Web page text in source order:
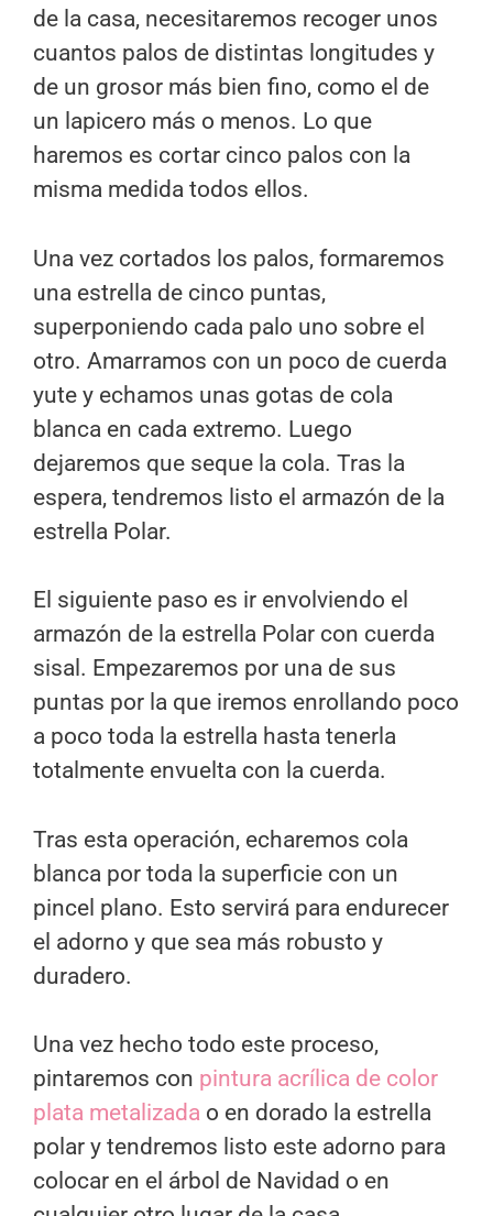
de la casa, necesitaremos recoger unos
cuantos palos de distintas longitudes y
de un grosor más bien fino, como el de
un lapicero más o menos. Lo que
haremos es cortar cinco palos con la
misma medida todos ellos.
Una vez cortados los palos, formaremos
una estrella de cinco puntas,
superponiendo cada palo uno sobre el
otro. Amarramos con un poco de cuerda
yute y echamos unas gotas de cola
blanca en cada extremo. Luego
dejaremos que seque la cola. Tras la
espera, tendremos listo el armazón de la
estrella Polar.
El siguiente paso es ir envolviendo el
armazón de la estrella Polar con cuerda
sisal. Empezaremos por una de sus
puntas por la que iremos enrollando poco
a poco toda la estrella hasta tenerla
totalmente envuelta con la cuerda.
Tras esta operación, echaremos cola
blanca por toda la superficie con un
pincel plano. Esto servirá para endurecer
el adorno y que sea más robusto y
duradero.
Una vez hecho todo este proceso,
pintaremos con pintura acrílica de color
plata metalizada o en dorado la estrella
polar y tendremos listo este adorno para
colocar en el árbol de Navidad o en